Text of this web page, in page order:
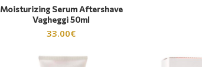
Moisturizing Serum Aftershave
Vagheggi 50ml
33.00€